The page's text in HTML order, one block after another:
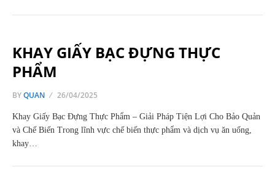
KHAY GIẤY BẠC ĐỰNG THỰC
PHẨM
BYQUAN 26/04/2025
Khay Giấy Bạc Đựng Thực Phẩm – Giải Pháp Tiện Lợi Cho Bảo Quản
và Chế Biến Trong lĩnh vực chế biến thực phẩm và dịch vụ ăn uống,
khay…